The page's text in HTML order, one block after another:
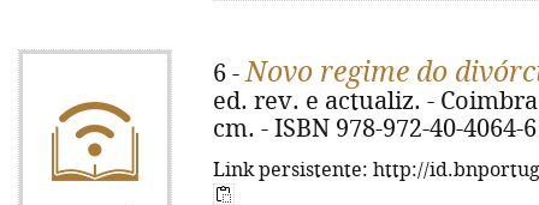
6 -Novo regime do
ed. rev. e actualiz. -
cm. - ISBN 978-972-40-4064-6
Link persistente: http://